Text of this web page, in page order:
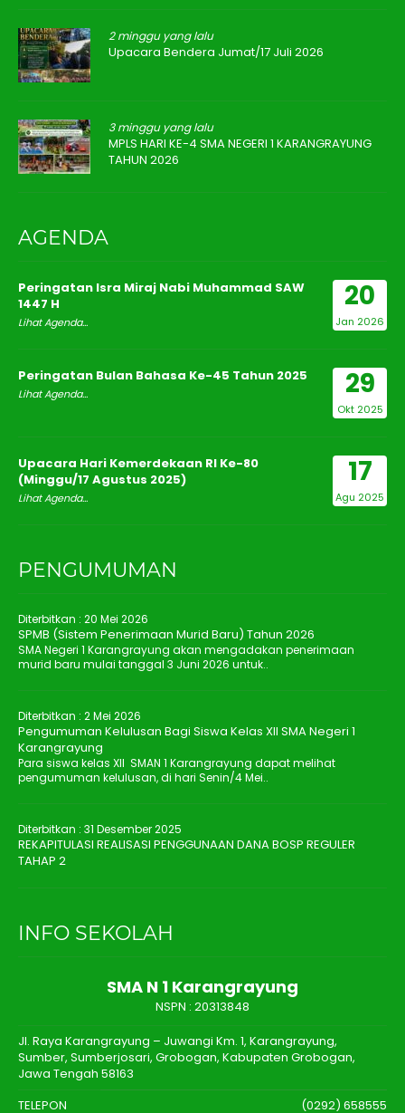
2 minggu yang lalu
Upacara Bendera Jumat/17 Juli 2026
3 minggu yang lalu
MPLS HARI KE-4 SMA NEGERI 1 KARANGRAYUNG
TAHUN 2026
AGENDA
20
Jan 2026
Peringatan Isra Miraj Nabi Muhammad SAW
1447 H
Lihat Agenda...
29
Okt 2025
Peringatan Bulan Bahasa Ke-45 Tahun 2025
Lihat Agenda...
17
Agu 2025
Upacara Hari Kemerdekaan RI Ke-80
(Minggu/17 Agustus 2025)
Lihat Agenda...
PENGUMUMAN
Diterbitkan : 20 Mei 2026
SPMB (Sistem Penerimaan Murid Baru) Tahun 2026
SMA Negeri 1 Karangrayung akan mengadakan penerimaan
murid baru mulai tanggal 3 Juni 2026 untuk..
Diterbitkan : 2 Mei 2026
Pengumuman Kelulusan Bagi Siswa Kelas XII SMA Negeri 1
Karangrayung
Para siswa kelas XII SMAN 1 Karangrayung dapat melihat
pengumuman kelulusan, di hari Senin/4 Mei..
Diterbitkan : 31 Desember 2025
REKAPITULASI REALISASI PENGGUNAAN DANA BOSP REGULER
TAHAP 2
INFO SEKOLAH
SMA N 1 Karangrayung
NSPN : 20313848
Jl. Raya Karangrayung – Juwangi Km. 1, Karangrayung,
Sumber, Sumberjosari, Grobogan, Kabupaten Grobogan,
Jawa Tengah 58163
TELEPON
(0292) 658555